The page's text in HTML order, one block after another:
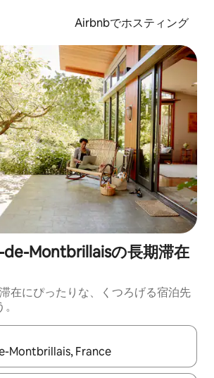
Airbnbでホスティング
Montbrillaisの長期滞在
在にぴったりな、くつろげる宿泊先
れたら、上下の矢印キーを使って移動するか